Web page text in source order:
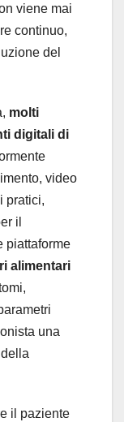
viene mai
continuo,
del
molti
digitali di
video
pratici,
il
piattaforme
alimentari
una
il paziente